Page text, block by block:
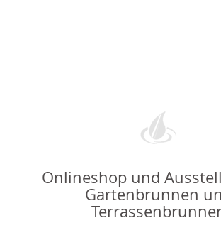
Onlineshop und
Gartenbrunnen